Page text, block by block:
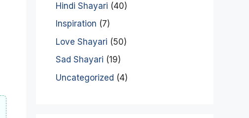
Hindi Shayari (40)
Inspiration (7)
Love Shayari (50)
Sad Shayari (19)
Uncategorized (4)